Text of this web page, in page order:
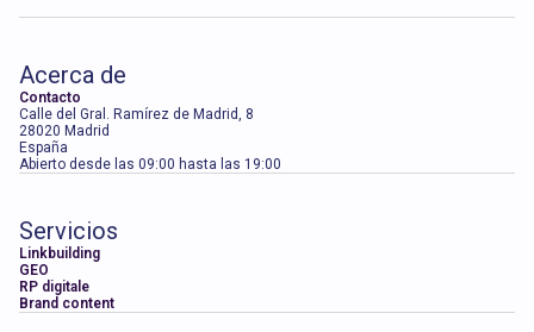
Acerca de
Contacto
Calle del Gral. Ramírez de Madrid, 8
28020 Madrid
España
Abierto desde las 09:00 hasta las 19:00
Servicios
Linkbuilding
GEO
RP digitale
Brand content